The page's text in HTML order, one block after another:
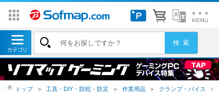
トップ ＞ 工具・DIY・防犯・防災 ＞ 作業用品 ＞ クランプ・バイス ＞